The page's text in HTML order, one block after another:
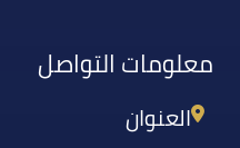
معلومات التواصل
العنوان